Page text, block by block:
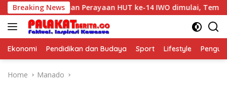
Skip
to
content
Breaking News
Rangkaian Perayaan HUT ke-14 IWO dimulai, Tema:
Ekonomi Pendidikan dan Budaya Sport Lifestyle
Home Manado